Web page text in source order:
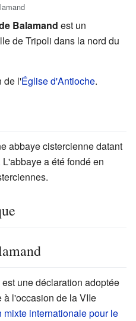
Balamand est un
de Tripoli dans la nord du
de l'Église d'Antioche.
abbaye cistercienne datant
a été fondé en
est une déclaration adoptée
à l'occasion de la VIIe
mixte internationale pour le